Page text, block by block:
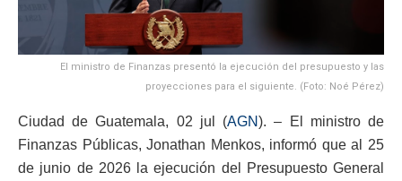
El ministro de Finanzas presentó la ejecución del presupuesto y las
proyecciones para el siguiente. (Foto: Noé Pérez)
Ciudad de Guatemala, 02 jul (AGN). – El ministro de
Finanzas Públicas, Jonathan Menkos, informó que al 25
de junio de 2026 la ejecución del Presupuesto General